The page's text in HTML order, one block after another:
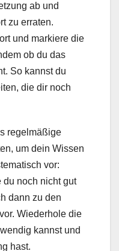
ab und
zu erraten.
und markiere die
ob du das
So kannst du
die dir noch
regelmäßige
um dein Wissen
vor:
du noch nicht gut
dann zu den
Wiederhole die
kannst und
hast.